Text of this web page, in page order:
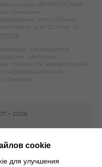
«БРОКЕРСКИЙ
Минским
Республика
дом 22, ком. 10;
касающаяся
цветовых
стоимости автомобилей
информационный
офертой.
– 2026
cookie
для улучшения